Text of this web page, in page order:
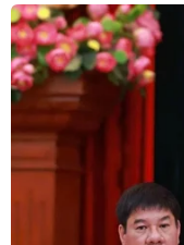
Hiện giới chức
bản điện tái tạo
trên Vườn Tuileries -
cho đường chân